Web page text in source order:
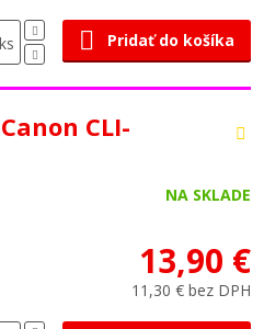
ks Pridať do košíka
CLI-
NA SKLADE
13,90 €
11,30 € bez DPH